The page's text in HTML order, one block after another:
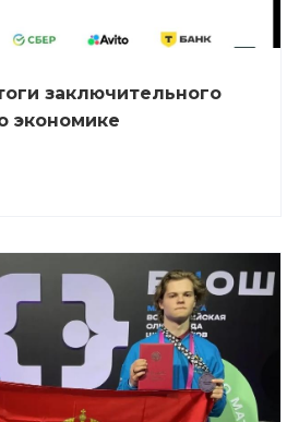
заключительного
экономике